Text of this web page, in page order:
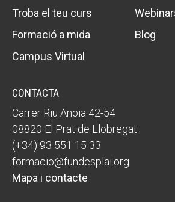
Troba el teu curs
Formació a mida
Blog
Campus Virtual
CONTACTA
Carrer Riu Anoia 42-54
08820 El Prat de Llobregat
(+34) 93 551 15 33
formacio@fundesplai.org
Mapa i contacte
ACCIÓ SOCIAL I
SUPORT TERCER
ACCIÓ SOCIAL I
SUPORT TERCER